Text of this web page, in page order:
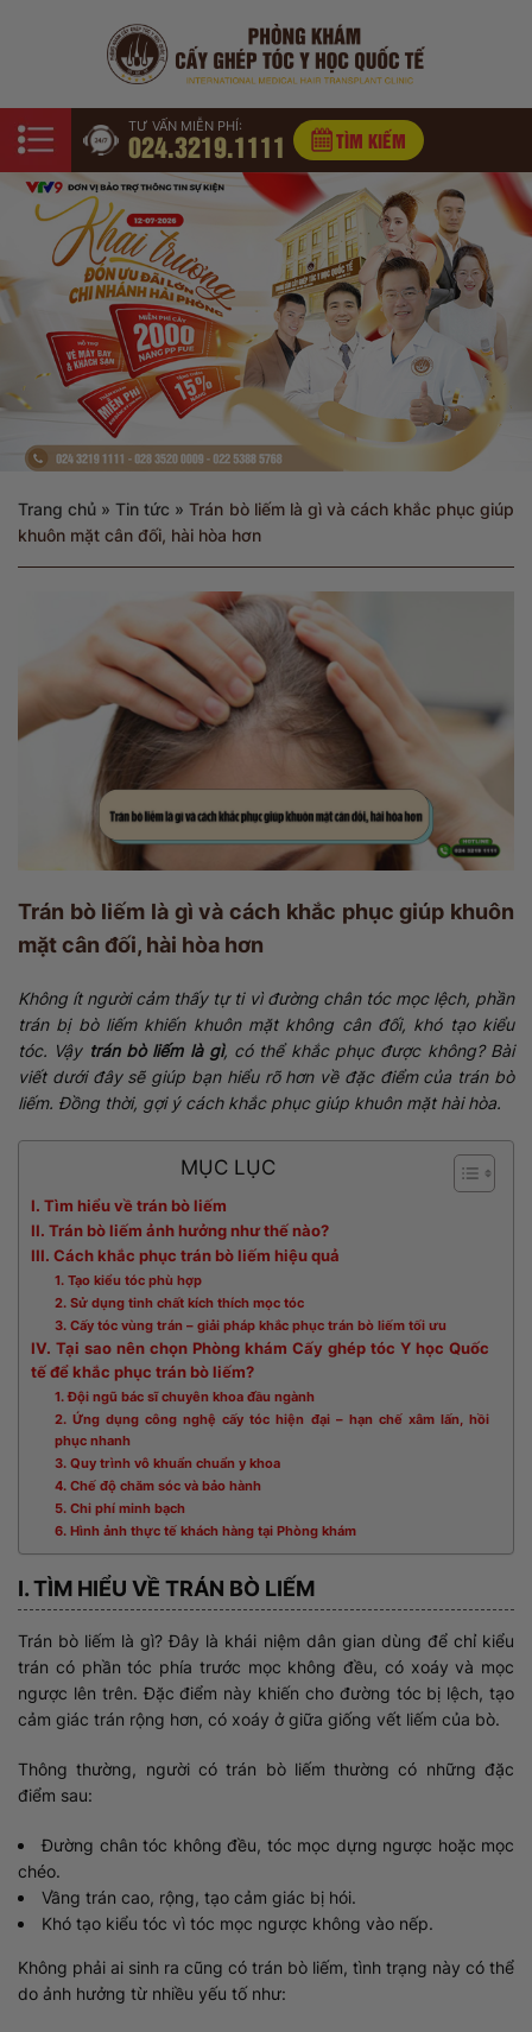
TƯ VẤN MIỄN PHÍ:
024.3219.1111 TÌM KIẾM
Trang chủ »Tin tức »Trán bò liếm là gì và cách khắc phục giúp
khuôn mặt cân đối, hài hòa hơn
Trán bò liếm là gì và cách khắc phục giúp khuôn
mặt cân đối, hài hòa hơn
Không ít người cảm thấy tự ti vì đường chân tóc mọc lệch, phần
trán bị bò liếm khiến khuôn mặt không cân đối, khó tạo kiểu
tóc. Vậy trán bò liếm là gì, có thể khắc phục được không? Bài
viết dưới đây sẽ giúp bạn hiểu rõ hơn về đặc điểm của trán bò
liếm. Đồng thời, gợi ý cách khắc phục giúp khuôn mặt hài hòa.
MỤC LỤC
I. Tìm hiểu về trán bò liếm
II. Trán bò liếm ảnh hưởng như thế nào?
III. Cách khắc phục trán bò liếm hiệu quả
1. Tạo kiểu tóc phù hợp
2. Sử dụng tinh chất kích thích mọc tóc
3. Cấy tóc vùng trán – giải pháp khắc phục trán bò liếm tối ưu
IV. Tại sao nên chọn Phòng khám Cấy ghép tóc Y học Quốc
tế để khắc phục trán bò liếm?
1. Đội ngũ bác sĩ chuyên khoa đầu ngành
2. Ứng dụng công nghệ cấy tóc hiện đại – hạn chế xâm lấn, hồi
phục nhanh
3. Quy trình vô khuẩn chuẩn y khoa
4. Chế độ chăm sóc và bảo hành
5. Chi phí minh bạch
6. Hình ảnh thực tế khách hàng tại Phòng khám
I. TÌM HIỂU VỀ TRÁN BÒ LIẾM
Trán bò liếm là gì? Đây là khái niệm dân gian dùng để chỉ kiểu
trán có phần tóc phía trước mọc không đều, có xoáy và mọc
ngược lên trên. Đặc điểm này khiến cho đường tóc bị lệch, tạo
cảm giác trán rộng hơn, có xoáy ở giữa giống vết liếm của bò.
Thông thường, người có trán bò liếm thường có những đặc
điểm sau:
Đường chân tóc không đều, tóc mọc dựng ngược hoặc mọc
chéo.
Vầng trán cao, rộng, tạo cảm giác bị hói.
Khó tạo kiểu tóc vì tóc mọc ngược không vào nếp.
Không phải ai sinh ra cũng có trán bò liếm, tình trạng này có thể
do ảnh hưởng từ nhiều yếu tố như: